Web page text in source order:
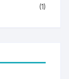
(1)